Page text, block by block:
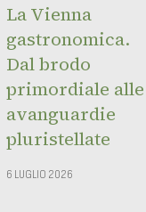
La Vienna
gastronomica.
Dal brodo
primordiale alle
avanguardie
pluristellate
6 LUGLIO 2026